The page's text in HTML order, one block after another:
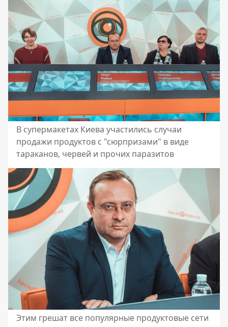
В супермакетах Киева участились случаи
продажи продуктов с "сюрпризами" в виде
тараканов, червей и прочих паразитов
Этим грешат все популярные продуктовые сети